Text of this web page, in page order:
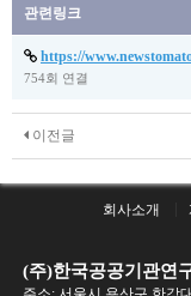
관련링크
https://
754회 연결
이전글
회사소개
(주)한국공공기관연